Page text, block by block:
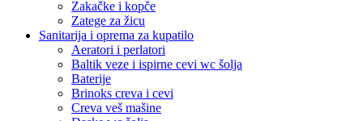
Zakačke i kopče
Zatege za žicu
Sanitarija i oprema za kupatilo
Aeratori i perlatori
Baltik veze i ispirne cevi wc šolja
Baterije
Brinoks creva i cevi
Creva veš mašine